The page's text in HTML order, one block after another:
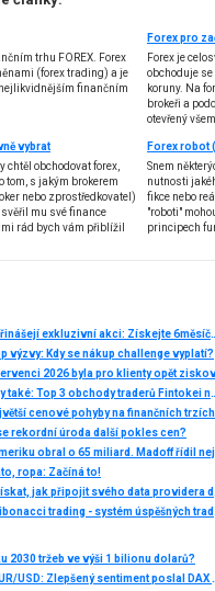
trhu FOREX. Forex
(forex trading) a je
finančním
Forex pro
Forex je
obchoduje
koruny. Na
brokeři a
otevřený
vybrat
chtěl obchodovat forex,
tom, s jakým brokerem
nebo zprostředkovatel)
mu své finance
rád bych vám přiblížil
z nich.
Snem
nutnosti
fikce nebo
"roboti"
principech
🚀 FXstreet.cz & eToro přinášejí exkluzivní
výzvy: Kdy se nákup challenge vyplatí?
2026 byla pro klienty opět
Léto v plném proudu, trhy také: Top 3
rekordní úroda další pokles cen?
ropa: Začíná to!
Historická data,
Jak
2030 tržeb ve výši 1 bilionu dolarů?
Analýza DAX, Nasdaq,